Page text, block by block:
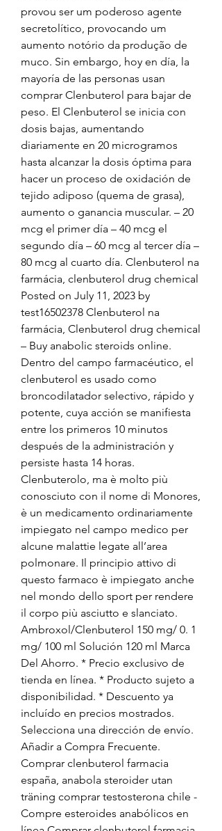
provou ser um poderoso agente
secretolítico, provocando um
aumento notório da produção de
muco. Sin embargo, hoy en día, la
mayoría de las personas usan
comprar Clenbuterol para bajar de
peso. El Clenbuterol se inicia con
dosis bajas, aumentando
diariamente en 20 microgramos
hasta alcanzar la dosis óptima para
hacer un proceso de oxidación de
tejido adiposo (quema de grasa),
aumento o ganancia muscular. – 20
mcg el primer día – 40 mcg el
segundo día – 60 mcg al tercer día –
80 mcg al cuarto día. Clenbuterol na
farmácia, clenbuterol drug chemical
Posted on July 11, 2023 by
test16502378 Clenbuterol na
farmácia, Clenbuterol drug chemical
– Buy anabolic steroids online.
Dentro del campo farmacéutico, el
clenbuterol es usado como
broncodilatador selectivo, rápido y
potente, cuya acción se manifiesta
entre los primeros 10 minutos
después de la administración y
persiste hasta 14 horas.
Clenbuterolo, ma è molto più
conosciuto con il nome di Monores,
è un medicamento ordinariamente
impiegato nel campo medico per
alcune malattie legate all’area
polmonare. Il principio attivo di
questo farmaco è impiegato anche
nel mondo dello sport per rendere
il corpo più asciutto e slanciato.
Ambroxol/Clenbuterol 150 mg/ 0. 1
mg/ 100 ml Solución 120 ml Marca
Del Ahorro. * Precio exclusivo de
tienda en línea. * Producto sujeto a
disponibilidad. * Descuento ya
incluído en precios mostrados.
Selecciona una dirección de envío.
Añadir a Compra Frecuente.
Comprar clenbuterol farmacia
españa, anabola steroider utan
träning comprar testosterona chile -
Compre esteroides anabólicos en